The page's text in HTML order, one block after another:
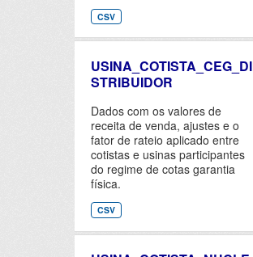
CSV
USINA_COTISTA_CEG_DI
STRIBUIDOR
Dados com os valores de
receita de venda, ajustes e o
fator de rateio aplicado entre
cotistas e usinas participantes
do regime de cotas garantia
física.
CSV